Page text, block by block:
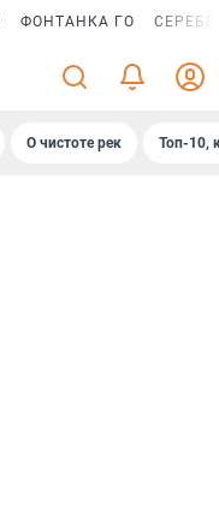
ФОНТАНКА ГО
О чистоте рек Топ-10,